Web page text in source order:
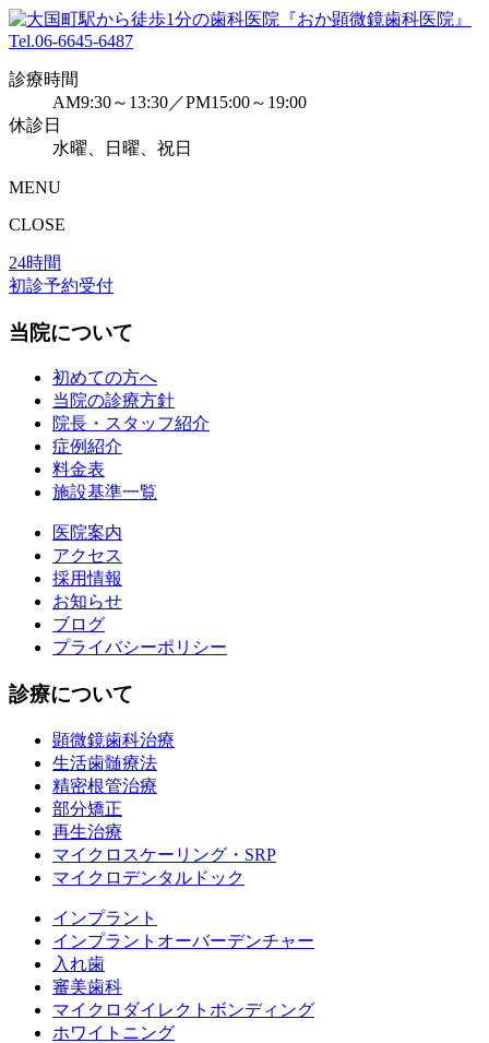
Tel.06-6645-6487
診療時間
AM9:30～13:30／PM15:00～19:00
休診日
水曜、日曜、祝日
MENU
CLOSE
24時間
初診予約受付
当院について
初めての方へ
当院の診療方針
院長・スタッフ紹介
症例紹介
料金表
施設基準一覧
医院案内
アクセス
採用情報
お知らせ
ブログ
プライバシーポリシー
診療について
顕微鏡歯科治療
生活歯髄療法
精密根管治療
部分矯正
再生治療
マイクロスケーリング・SRP
マイクロデンタルドック
インプラント
インプラントオーバーデンチャー
入れ歯
審美歯科
マイクロダイレクトボンディング
ホワイトニング